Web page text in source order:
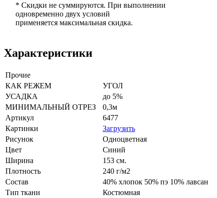
* Скидки не суммируются. При выполнении
одновременно двух условий
применяется максимальная скидка.
Характеристики
Прочие
КАК РЕЖЕМ
УГОЛ
УСАДКА
до 5%
МИНИМАЛЬНЫЙ ОТРЕЗ
0,3м
Артикул
6477
Картинки
Загрузить
Рисунок
Одноцветная
Цвет
Синий
Ширина
153 см.
Плотность
240 г/м2
Состав
40% хлопок 50% пэ 10% лавсан
Тип ткани
Костюмная